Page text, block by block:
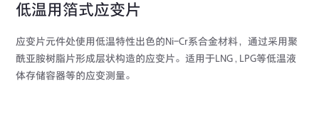
低温用箔式应变片
应变片元件处使用低温特性出色的Ni-Cr系合金材料，通过采用聚
酰亚胺树脂片形成层状构造的应变片。适用于LNG , LPG等低温液
体存储容器等的应变测量。